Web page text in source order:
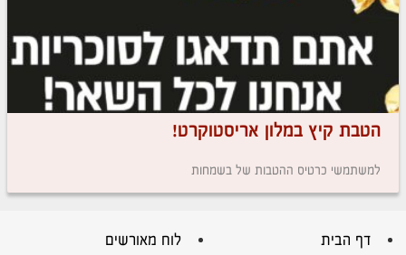
הטבת קיץ במלון אריסטוקרט!
למשתמשי כרטיס ההטבות של בשמחות
דף הבית לוח מאורשים